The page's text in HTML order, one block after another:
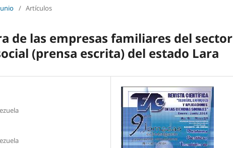
/ Artículos
de las empresas familiares del sector
(prensa escrita) del estado Lara